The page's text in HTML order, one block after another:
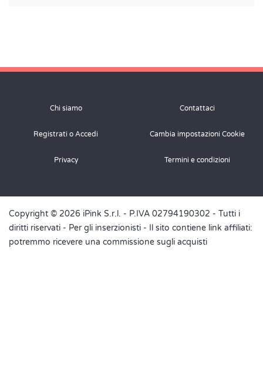
Chi siamo Contattaci
Registrati o Accedi Cambia impostazioni Cookie
Privacy Termini e condizioni
Copyright © 2026 iPink S.r.l. - P.IVA 02794190302 - Tutti i
diritti riservati - Per gli inserzionisti - Il sito contiene link affiliati:
potremmo ricevere una commissione sugli acquisti